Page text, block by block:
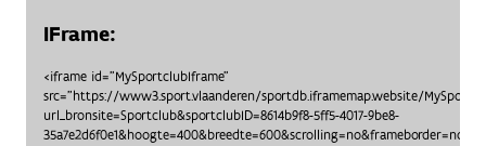
IFrame:
<iframe id="MySportclubIframe"
src="https://www3.sport.vlaanderen/sportdb.iframemap.website/
url_bronsite=Sportclub&sportclubID=8614b9f8-5ff5-4017-9be8-
35a7e2d6f0e1&hoogte=400&breedte=600&scrolling=no&frameborder=no">